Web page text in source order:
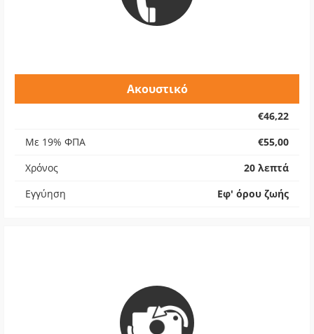
Ακουστικό
€46,22
Με 19% ΦΠΑ
€55,00
Χρόνος
20 λεπτά
Εγγύηση
Εφ' όρου ζωής